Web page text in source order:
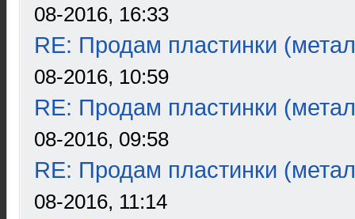
08-2016, 16:33
RE: Продам пластинки
08-2016, 10:59
RE: Продам пластинки
08-2016, 09:58
RE: Продам пластинки
08-2016, 11:14